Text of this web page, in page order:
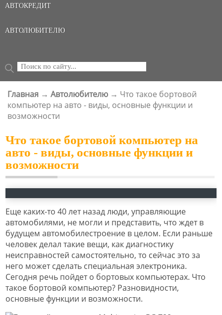
АВТОКРЕДИТ
АВТОЛЮБИТЕЛЮ
ФОРМА ПОИСКА
Поиск
ВЫ ЗДЕСЬ
Главная → Автолюбителю → Что такое бортовой
компьютер на авто - виды, основные функции и
возможности
Что такое бортовой компьютер на
авто - виды, основные функции и
возможности
Еще каких-то 40 лет назад люди, управляющие
автомобилями, не могли и представить, что ждет в
будущем автомобилестроение в целом. Если раньше
человек делал такие вещи, как диагностику
неисправностей самостоятельно, то сейчас это за
него может сделать специальная электроника.
Сегодня речь пойдет о бортовых компьютерах. Что
такое бортовой компьютер? Разновидности,
основные функции и возможности.